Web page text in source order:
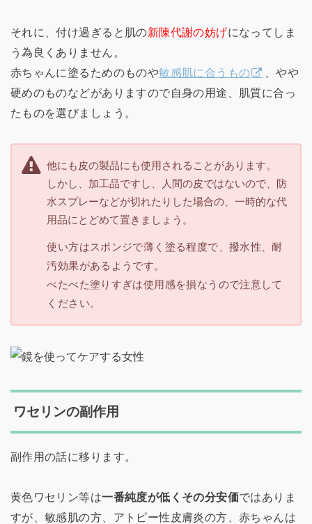
それに、付け過ぎると肌の新陳代謝の妨げになってしま
う為良くありません。
赤ちゃんに塗るためのものや敏感肌に合うもの
、やや
硬めのものなどがありますので自身の用途、肌質に合っ
たものを選びましょう。
他にも皮の製品にも使用されることがあります。
しかし、加工品ですし、人間の皮ではないので、防
水スプレーなどが切れたりした場合の、一時的な代
用品にとどめて置きましょう。
使い方はスポンジで薄く塗る程度で、撥水性、耐
汚効果があるようです。
べたべた塗りすぎは使用感を損なうので注意して
ください。
ワセリンの副作用
副作用の話に移ります。
黄色ワセリン等は一番純度が低くその分安価ではありま
すが、敏感肌の方、アトピー性皮膚炎の方、赤ちゃんは